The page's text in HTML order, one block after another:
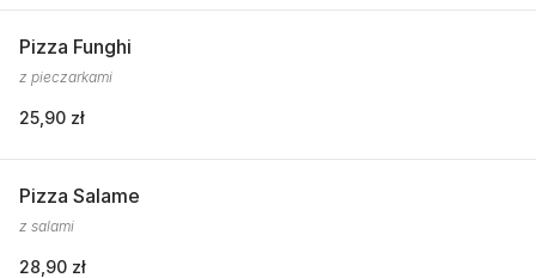
Pizza Funghi
z pieczarkami
25,90 zł
Pizza Salame
z salami
28,90 zł